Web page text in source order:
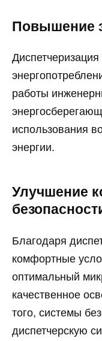
Повышение
Диспетчеризация
работы
использования
энергии.
Улучшение
Благодаря
комфортные
оптимальный
качественное
того, системы
диспетчерскую